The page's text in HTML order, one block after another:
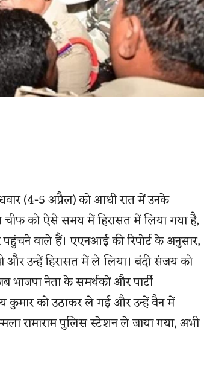
(4-5 अप्रैल) को आधी रात में उनके
को ऐसे समय में हिरासत में लिया गया है,
पहुंचने वाले हैं। एएनआई की रिपोर्ट के अनुसार,
उन्हें हिरासत में ले लिया। बंदी संजय को
नेता के समर्थकों और पार्टी
कुमार को उठाकर ले गई और उन्हें वैन में
रामाराम पुलिस स्टेशन ले जाया गया, अभी